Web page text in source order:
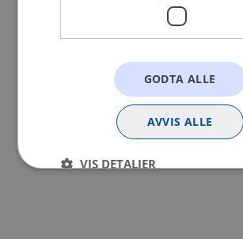
GODTA ALLE
AVVIS ALLE
VIS DETALJER